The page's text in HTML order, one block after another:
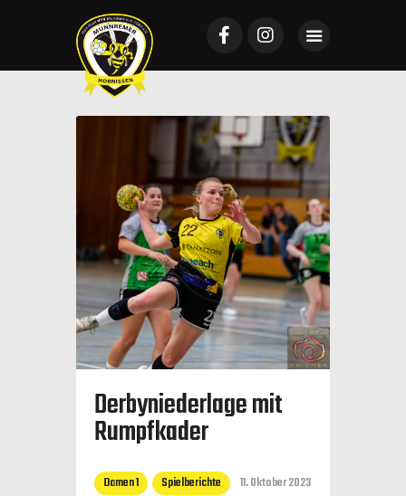
Startseite
VTV Mundenheim
Sponsoring
Galerie
Tickets
Kontakt
Derbyniederlage mit
Rumpfkader
Damen 1 Spielberichte 11. Oktober 2023